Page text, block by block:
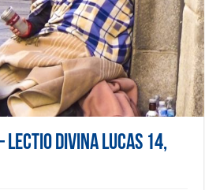
Divina Lucas 14,